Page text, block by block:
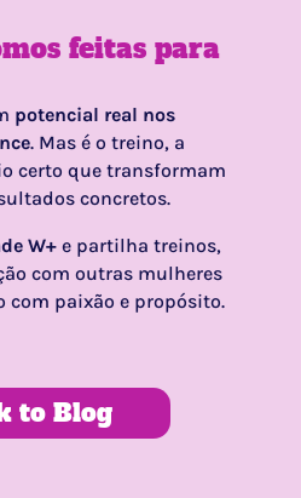
feitas para
potencial real nos
. Mas é o treino, a
certo que transformam
concretos.
W+e partilha treinos,
com outras mulheres
com paixão e propósito.
to Blog